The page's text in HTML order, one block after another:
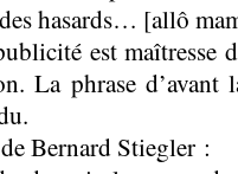
hasards… [allô
est maîtresse
La phrase
Bernard Stiegler :